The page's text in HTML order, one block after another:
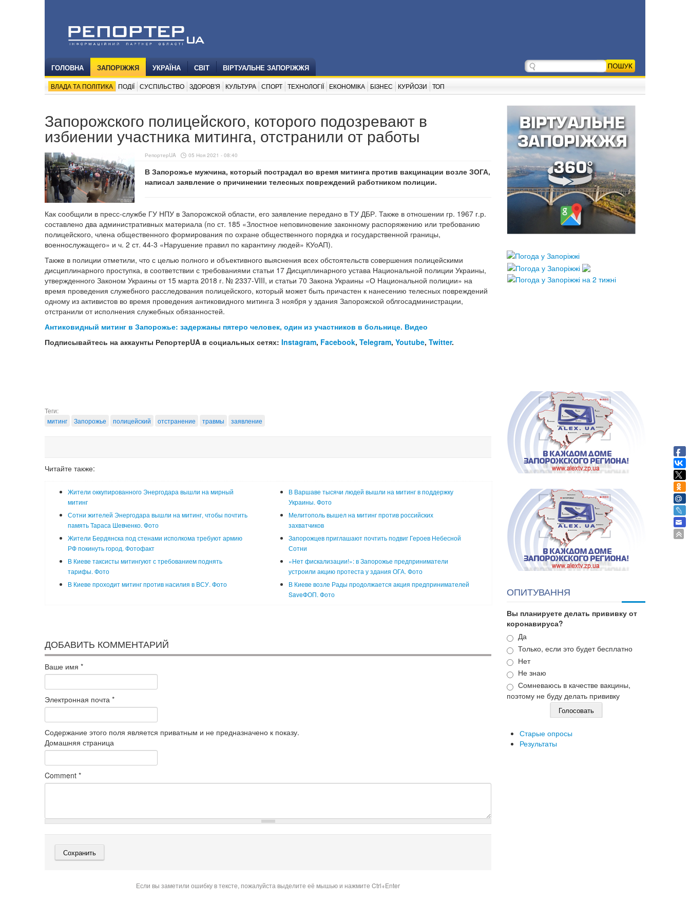
ГОЛОВНА ЗАПОРІЖЖЯ УКРАЇНА СВІТ ВІРТУАЛЬНЕ ЗАПОРІЖЖЯ
ВЛАДА ТА ПОЛІТИКА ПОДІЇ СУСПІЛЬСТВО ЗДОРОВ'Я КУЛЬТУРА СПОРТ ТЕХНОЛОГІЇ ЕКОНОМІКА БІЗНЕС КУРЙОЗИ ТОП
Запорожского полицейского, которого подозревают в
избиении участника митинга, отстранили от работы
РепортерUA 05 Ноя 2021 - 08:40
В Запорожье мужчина, который пострадал во время митинга против вакцинации возле ЗОГА,
написал заявление о причинении телесных повреждений работником полиции.
Как сообщили в пресс-службе ГУ НПУ в Запорожской области, его заявление передано в ТУ ДБР. Также в отношении гр. 1967 г.р.
составлено два административных материала (по ст. 185 «Злостное неповиновение законному распоряжению или требованию
полицейского, члена общественного формирования по охране общественного порядка и государственной границы,
военнослужащего» и ч. 2 ст. 44-3 «Нарушение правил по карантину людей» КУоАП).
Также в полиции отметили, что с целью полного и объективного выяснения всех обстоятельств совершения полицейскими
дисциплинарного проступка, в соответствии с требованиями статьи 17 Дисциплинарного устава Национальной полиции Украины,
утвержденного Законом Украины от 15 марта 2018 г. № 2337-VIII, и статьи 70 Закона Украины «О Национальной полиции» на
время проведения служебного расследования полицейского, который может быть причастен к нанесению телесных повреждений
одному из активистов во время проведения антиковидного митинга 3 ноября у здания Запорожской облгосадминистрации,
отстранили от исполнения служебных обязанностей.
Антиковидный митинг в Запорожье: задержаны пятеро человек, один из участников в больнице. Видео
Подписывайтесь на аккаунты РепортерUA в социальных сетях: Instagram, Facebook, Telegram, Youtube, Twitter.
Теги:
митинг
Запорожье полицейский отстранение травмы заявление
Читайте также:
Жители оккупированного Энергодара вышли на мирный
митинг
В Варшаве тысячи людей вышли на митинг в поддержку
Украины. Фото
Сотни жителей Энергодара вышли на митинг, чтобы почтить
память Тараса Шевченко. Фото
Мелитополь вышел на митинг против российских
захватчиков
Жители Бердянска под стенами исполкома требуют армию
РФ покинуть город. Фотофакт
Запорожцев приглашают почтить подвиг Героев Небесной
Сотни
В Киеве таксисты митингуют с требованием поднять
тарифы. Фото
«Нет фискализации!»: в Запорожье предприниматели
устроили акцию протеста у здания ОГА. Фото
В Киеве проходит митинг против насилия в ВСУ. Фото
В Киеве возле Рады продолжается акция предпринимателей
SaveФОП. Фото
ДОБАВИТЬ КОММЕНТАРИЙ
Ваше имя *
Электронная почта *
Содержание этого поля является приватным и не предназначено к показу.
Домашняя страница
Comment *
Если вы заметили ошибку в тексте, пожалуйста выделите её мышью и нажмите Ctrl+Enter
ОПИТУВАННЯ
Вы планируете делать прививку от
коронавируса?
Варианты
Да
Только, если это будет бесплатно
Нет
Не знаю
Сомневаюсь в качестве вакцины,
поэтому не буду делать прививку
Старые опросы
Результаты